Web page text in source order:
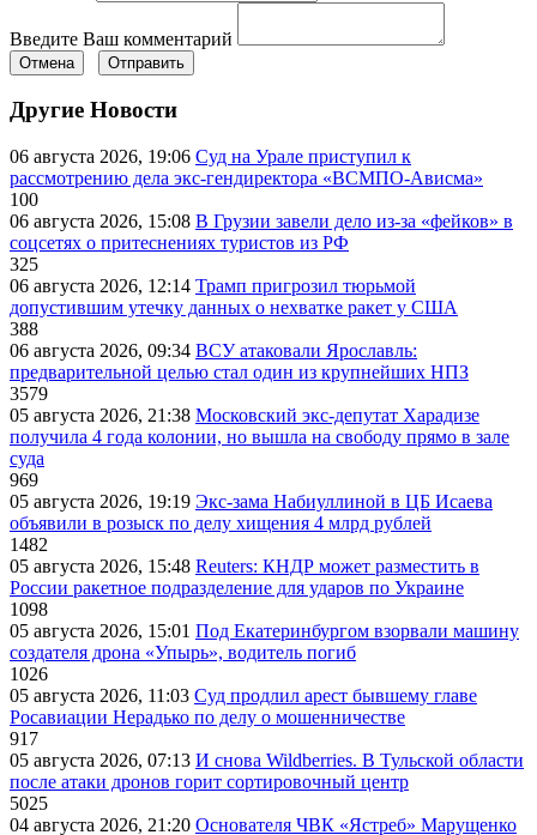
Введите Ваш комментарий
Отмена Отправить
Другие Новости
06 августа 2026, 19:06 Суд на Урале приступил к
рассмотрению дела экс-гендиректора «ВСМПО-Ависма»
100
06 августа 2026, 15:08 В Грузии завели дело из-за «фейков» в
соцсетях о притеснениях туристов из РФ
325
06 августа 2026, 12:14 Трамп пригрозил тюрьмой
допустившим утечку данных о нехватке ракет у США
388
06 августа 2026, 09:34 ВСУ атаковали Ярославль:
предварительной целью стал один из крупнейших НПЗ
3579
05 августа 2026, 21:38 Московский экс-депутат Харадизе
получила 4 года колонии, но вышла на свободу прямо в зале
суда
969
05 августа 2026, 19:19 Экс-зама Набиуллиной в ЦБ Исаева
объявили в розыск по делу хищения 4 млрд рублей
1482
05 августа 2026, 15:48 Reuters: КНДР может разместить в
России ракетное подразделение для ударов по Украине
1098
05 августа 2026, 15:01 Под Екатеринбургом взорвали машину
создателя дрона «Упырь», водитель погиб
1026
05 августа 2026, 11:03 Суд продлил арест бывшему главе
Росавиации Нерадько по делу о мошенничестве
917
05 августа 2026, 07:13 И снова Wildberries. В Тульской области
после атаки дронов горит сортировочный центр
5025
04 августа 2026, 21:20 Основателя ЧВК «Ястреб» Марущенко